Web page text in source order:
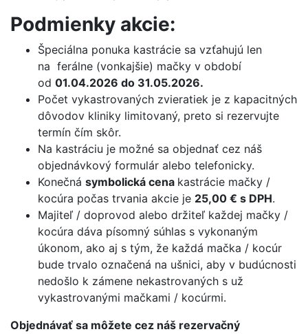
Podmienky akcie:
Špeciálna ponuka kastrácie sa vzťahujú len
na ferálne (vonkajšie) mačky v období
od 01.04.2026 do 31.05.2026.
Počet vykastrovaných zvieratiek je z kapacitných
dôvodov kliniky limitovaný, preto si rezervujte
termín čím skôr.
Na kastráciu je možné sa objednať cez náš
objednávkový formulár alebo telefonicky.
Konečná symbolická cena kastrácie mačky /
kocúra počas trvania akcie je 25,00 € s DPH.
Majiteľ / doprovod alebo držiteľ každej mačky /
kocúra dáva písomný súhlas s vykonaným
úkonom, ako aj s tým, že každá mačka / kocúr
bude trvalo označená na ušnici, aby v budúcnosti
nedošlo k zámene nekastrovaných s už
vykastrovanými mačkami / kocúrmi.
Objednávať sa môžete cez náš rezervačný